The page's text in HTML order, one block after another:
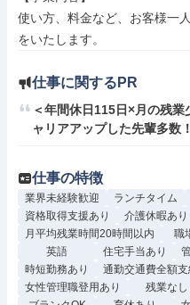
使い方、料金など、お客様一
をいたします。
仕事に関するPR
＜年間休日115日×月の残
ャリアアップした先輩多数！
仕事の特徴
業界未経験歓迎 ランチタイム
資格取得支援あり
介護休暇あり
月平均残業時間20時間以内
職
英語
住宅手当あり
時短勤務あり
通勤交通費全額
女性管理職登用あり
残業なし